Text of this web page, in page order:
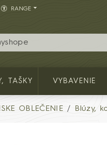
RANGE
TAŠKY VYBAVENIE
OBLEČENIE Blúzy,